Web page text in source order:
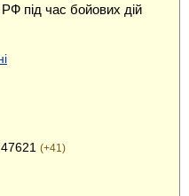
під час бойових дій
(+41)